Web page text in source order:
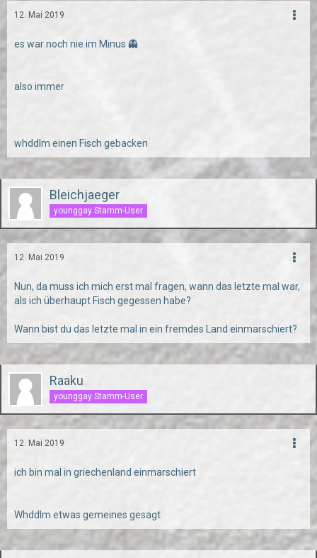
12. Mai 2019
es war noch nie im Minus 👻
also immer
whddlm einen Fisch gebacken
Bleichjaeger
younggay Stamm-User
12. Mai 2019
Nun, da muss ich mich erst mal fragen, wann das letzte mal war,
als ich überhaupt Fisch gegessen habe?
Wann bist du das letzte mal in ein fremdes Land einmarschiert?
Raaku
younggay Stamm-User
12. Mai 2019
ich bin mal in griechenland einmarschiert
Whddlm etwas gemeines gesagt